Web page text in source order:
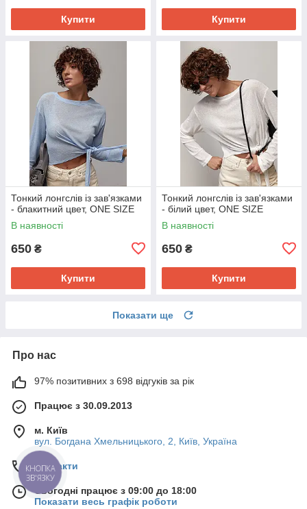
Купити Купити
Тонкий лонгслів із зав'язками
- блакитний цвет, ONE SIZE
В наявності
650 ₴
Купити
Тонкий лонгслів із зав'язками
- білий цвет, ONE SIZE
В наявності
650 ₴
Купити
Показати ще
Про нас
97% позитивних з 698 відгуків за рік
Працює з 30.09.2013
м. Київ
вул. Богдана Хмельницького, 2, Київ, Україна
Контакти
Сьогодні працює з 09:00 до 18:00
Показати весь графік роботи
КНОПКА
ЗВ'ЯЗКУ